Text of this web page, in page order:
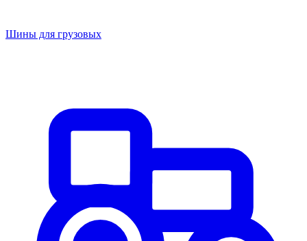
Шины для грузовых